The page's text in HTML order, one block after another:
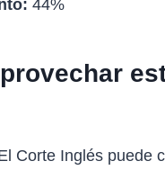
44%
Corte Inglés puede